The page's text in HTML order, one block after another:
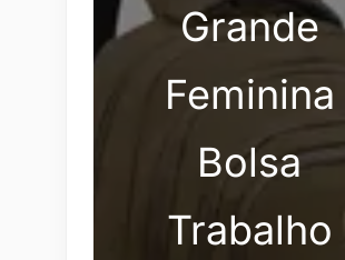
Grande
Feminina
Bolsa
Trabalho